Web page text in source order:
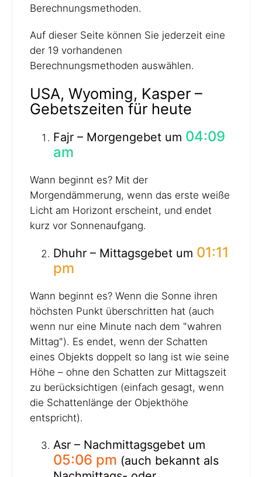
Berechnungsmethoden.
Auf dieser Seite können Sie jederzeit eine
der 19 vorhandenen
Berechnungsmethoden auswählen.
USA, Wyoming, Kasper –
Gebetszeiten für heute
Fajr – Morgengebet um 04:09
am
Wann beginnt es? Mit der
Morgendämmerung, wenn das erste weiße
Licht am Horizont erscheint, und endet
kurz vor Sonnenaufgang.
Dhuhr – Mittagsgebet um 01:11
pm
Wann beginnt es? Wenn die Sonne ihren
höchsten Punkt überschritten hat (auch
wenn nur eine Minute nach dem "wahren
Mittag"). Es endet, wenn der Schatten
eines Objekts doppelt so lang ist wie seine
Höhe – ohne den Schatten zur Mittagszeit
zu berücksichtigen (einfach gesagt, wenn
die Schattenlänge der Objekthöhe
entspricht).
Asr – Nachmittagsgebet um
05:06 pm (auch bekannt als